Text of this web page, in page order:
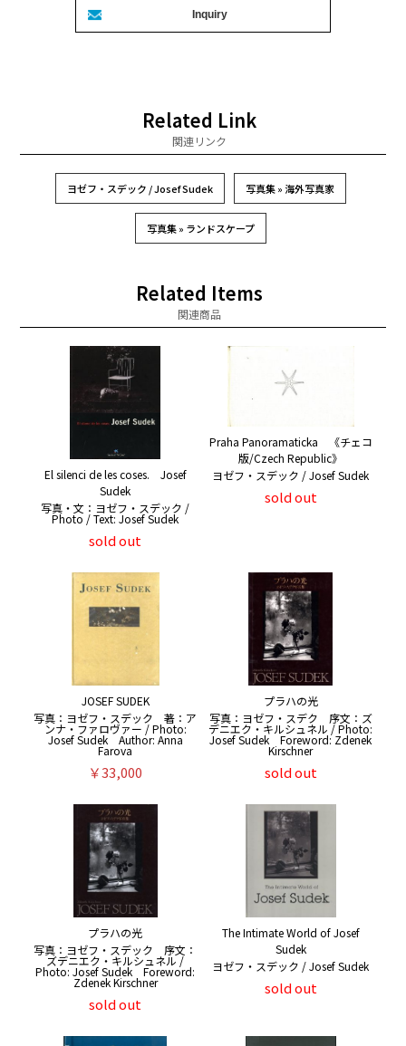
Related Link
関連リンク
ヨゼフ・スデック / Josef Sudek 写真集 » 海外写真家
写真集 » ランドスケープ
Related Items
関連商品
El silenci de les coses. Josef
Sudek
写真・文：ヨゼフ・スデック /
Photo / Text: Josef Sudek
sold out
Praha Panoramaticka 《チェコ
版/Czech Republic》
ヨゼフ・スデック / Josef Sudek
sold out
JOSEF SUDEK
写真：ヨゼフ・スデック 著：ア
ンナ・ファロヴァー / Photo:
Josef Sudek Author: Anna
Farova
￥33,000
プラハの光
写真：ヨゼフ・スデク 序文：ズ
デニエク・キルシュネル / Photo:
Josef Sudek Foreword: Zdenek
Kirschner
sold out
プラハの光
写真：ヨゼフ・スデック 序文：
ズデニエク・キルシュネル /
Photo: Josef Sudek Foreword:
Zdenek Kirschner
sold out
The Intimate World of Josef
Sudek
ヨゼフ・スデック / Josef Sudek
sold out